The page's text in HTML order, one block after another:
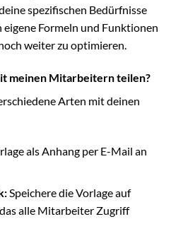
spezifischen Bedürfnisse
eigene Formeln und Funktionen
weiter zu optimieren.
meinen Mitarbeitern teilen?
Arten mit deinen
als Anhang per E-Mail an
Speichere die Vorlage auf
alle Mitarbeiter Zugriff